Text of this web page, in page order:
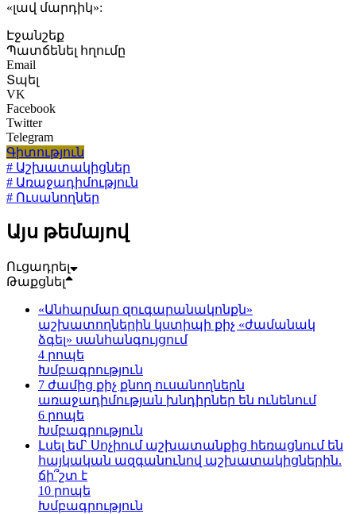
«լավ մարդիկ»:
Էջանշեք
Պատճենել հղումը
Email
Տպել
VK
Facebook
Twitter
Telegram
Գիտություն
# Աշխատակիցներ
# Առաջադիմություն
# Ուսանողներ
Այս թեմայով
Ուցադրել
Թաքցնել
«Անհարմար զուգարանակոնքն»
աշխատողներին կստիպի քիչ «ժամանակ
ձգել» սանհանգույցում
4 րոպե
Խմբագրություն
7 ժամից քիչ քնող ուսանողներն
առաջադիմության խնդիրներ են ունենում
6 րոպե
Խմբագրություն
Լսել եմ` Սոչիում աշխատանքից հեռացնում են
հայկական ազգանունով աշխատակիցներին.
ճի՞շտ է
10 րոպե
Խմբագրություն